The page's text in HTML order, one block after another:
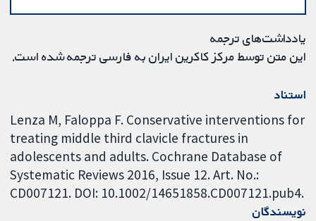
یادداشت‌های ترجمه
این متن توسط مرکز کاکرین ایران به فارسی ترجمه شده است.
استناد
Lenza M, Faloppa F. Conservative interventions for
treating middle third clavicle fractures in
adolescents and adults. Cochrane Database of
Systematic Reviews 2016, Issue 12. Art. No.:
CD007121. DOI: 10.1002/14651858.CD007121.pub4.
نویسندگان